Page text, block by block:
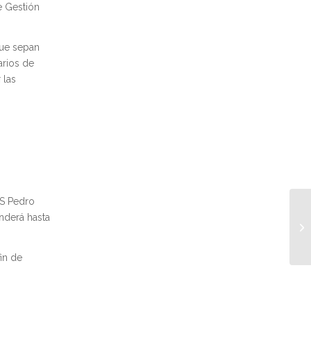
Gestión
sepan
de
las
Pedro
hasta
de